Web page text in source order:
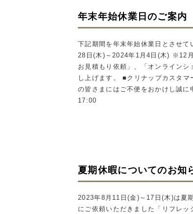
年末年始休業日のご案内
下記期間を年末年始休業日とさせ
28日(木)～2024年1月4日(木) ※12
お見積もり依頼」、「オンライン
し上げます。 ■クリナップカスタ
の皆さまにはご不便をおかけし誠
17:00
夏期休暇についてのお知
2023年8月11日(金)～17日(木)は夏
にご依頼いただきました「リフレ